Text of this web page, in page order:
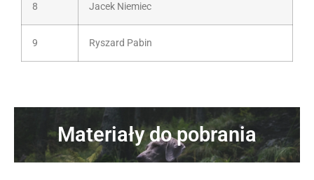
8 Jacek Niemiec
9 Ryszard Pabin
Materiały do pobrania